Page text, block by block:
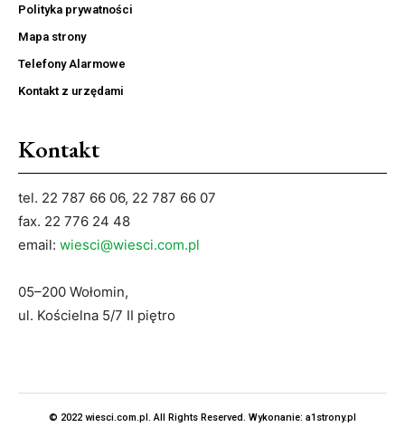
Polityka prywatności
Mapa strony
Telefony Alarmowe
Kontakt z urzędami
Kontakt
tel. 22 787 66 06, 22 787 66 07
fax. 22 776 24 48
email: wiesci@wiesci.com.pl
05–200 Wołomin,
ul. Kościelna 5/7 II piętro
© 2022 wiesci.com.pl. All Rights Reserved. Wykonanie: a1strony.pl